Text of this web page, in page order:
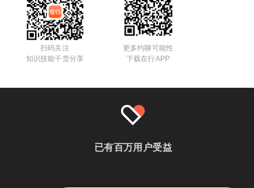
扫码关注
知识技能干货分享
更多约聊可能性
下载在行APP
已有百万用户受益